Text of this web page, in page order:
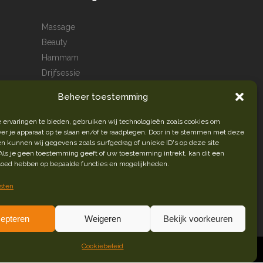
Beheer toestemming
ervaringen te bieden, gebruiken wij technologieën zoals cookies om
je apparaat op te slaan en/of te raadplegen. Door in te stemmen met deze
kunnen wij gegevens zoals surfgedrag of unieke ID's op deze site
je geen toestemming geeft of uw toestemming intrekt, kan dit een
hebben op bepaalde functies en mogelijkheden.
Weigeren Bekijk voorkeuren
Cookiebeleid
Massage
Beauty
Hammam
Drijfsessie
Jorgen